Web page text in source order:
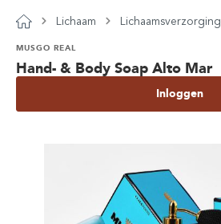
Lichaam Lichaamsverzorging
Hand- & Body Soap Alto Mar
MUSGO REAL
Inloggen